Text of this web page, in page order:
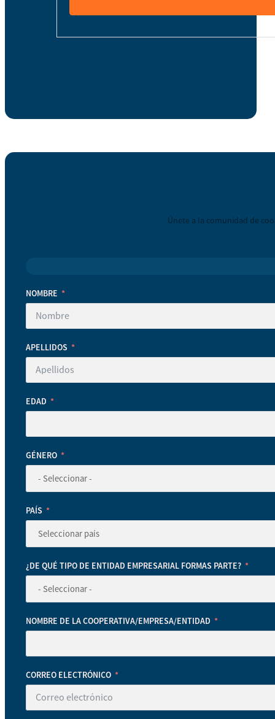
Únete a la comunidad de
NOMBRE
APELLIDOS
EDAD
GÉNERO
PAÍS
¿DE QUÉ TIPO DE ENTIDAD EMPRESARIAL FORMAS PARTE?
NOMBRE DE LA COOPERATIVA/EMPRESA/ENTIDAD
CORREO ELECTRÓNICO